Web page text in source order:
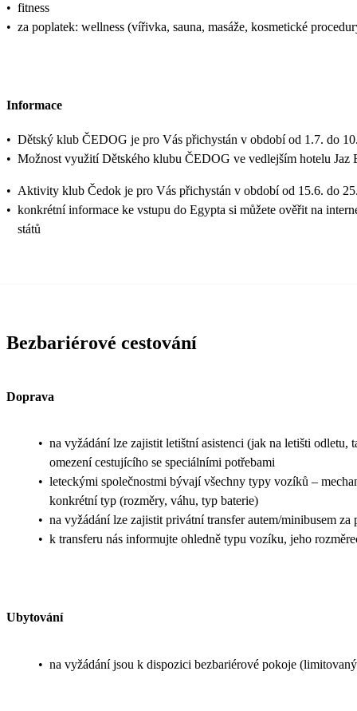
• fitness
• za poplatek: wellness (vířivka, sauna, masáže, kosmetické
Informace
• Dětský klub ČEDOG je pro Vás přichystán v období od 1.7. do
• Možnost využití Dětského klubu ČEDOG ve vedlejším hotelu Jaz
• Aktivity klub Čedok je pro Vás přichystán v období od 15.6. do
• konkrétní informace ke vstupu do Egypta si můžete ověřit na
států
Bezbariérové cestování
Doprava
• na vyžádání lze zajistit letištní asistenci (jak na letišti odletu,
omezení cestujícího se speciálními potřebami
• leteckými společnostmi bývají všechny typy vozíků –
konkrétní typ (rozměry, váhu, typ baterie)
• na vyžádání lze zajistit privátní transfer autem/minibusem
• k transferu nás informujte ohledně typu vozíku, jeho
Ubytování
• na vyžádání jsou k dispozici bezbariérové pokoje